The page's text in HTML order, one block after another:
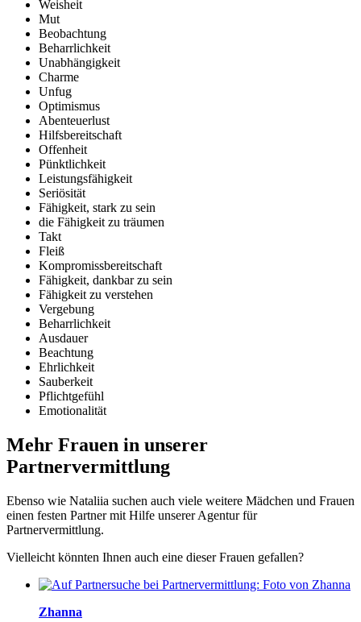
Weisheit
Mut
Beobachtung
Beharrlichkeit
Unabhängigkeit
Charme
Unfug
Optimismus
Abenteuerlust
Hilfsbereitschaft
Offenheit
Pünktlichkeit
Leistungsfähigkeit
Seriösität
Fähigkeit, stark zu sein
die Fähigkeit zu träumen
Takt
Fleiß
Kompromissbereitschaft
Fähigkeit, dankbar zu sein
Fähigkeit zu verstehen
Vergebung
Beharrlichkeit
Ausdauer
Beachtung
Ehrlichkeit
Sauberkeit
Pflichtgefühl
Emotionalität
Mehr Frauen in unserer
Partnervermittlung
Ebenso wie Nataliia suchen auch viele weitere Mädchen und Frauen
einen festen Partner mit Hilfe unserer Agentur für
Partnervermittlung.
Vielleicht könnten Ihnen auch eine dieser Frauen gefallen?
Zhanna